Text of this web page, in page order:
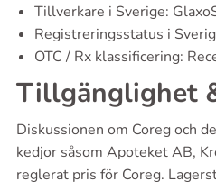
Tillverkare i Sverige:
Registreringsstatus i
OTC / Rx klassificering:
Tillgänglighet
Diskussionen om Coreg och
kedjor såsom Apoteket AB,
reglerat pris för Coreg.